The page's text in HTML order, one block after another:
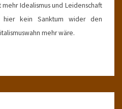
Idealismus und Leidenschaft
kein Sanktum wider den
mehr wäre.